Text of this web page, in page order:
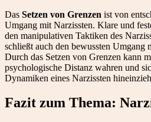
Das Setzen von Grenzen ist von
Umgang mit Narzissten. Klare und
den manipulativen Taktiken des
schließt auch den bewussten Umgang
Durch das Setzen von Grenzen kann
psychologische Distanz wahren und
Dynamiken eines Narzissten
Fazit zum Thema: